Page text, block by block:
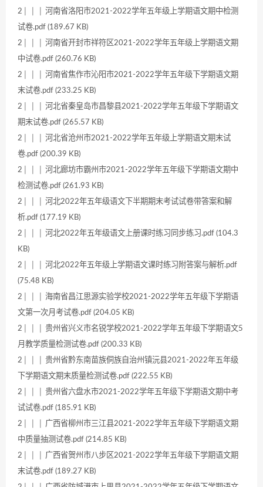
2│ │ │ 河南省洛阳市2021-2022学年五年级上学期语文期中检测
试卷.pdf (189.67 KB)
2│ │ │ 河南省开封市祥符区2021-2022学年五年级上学期语文期
中试卷.pdf (260.76 KB)
2│ │ │ 河南省焦作市沁阳市2021-2022学年五年级下学期语文期
末试卷.pdf (233.25 KB)
2│ │ │ 河北省秦皇岛市昌黎县2021-2022学年五年级下学期语文
期末试卷.pdf (265.57 KB)
2│ │ │ 河北省沧州市2021-2022学年五年级上学期语文期末试
卷.pdf (200.39 KB)
2│ │ │ 河北廊坊市霸州市2021-2022学年五年级下学期语文期中
检测试卷.pdf (261.93 KB)
2│ │ │ 河北2022年五年级语文下半期期末考试试卷带答案和解
析.pdf (177.19 KB)
2│ │ │ 河北2022年五年级语文上册课时练习同步练习.pdf (104.3
KB)
2│ │ │ 河北2022年五年级上学期语文课时练习附答案与解析.pdf
(75.48 KB)
2│ │ │ 海南省昌江思源实验学校2021-2022学年五年级下学期语
文第一次月考试卷.pdf (204.05 KB)
2│ │ │ 贵州省兴义市名锐学校2021-2022学年五年级下学期语文5
月教学质量检测试卷.pdf (200.33 KB)
2│ │ │ 贵州省黔东南苗族侗族自治州镇沅县2021-2022年五年级
下学期语文期末质量检测试卷.pdf (222.55 KB)
2│ │ │ 贵州省六盘水市2021-2022学年五年级下学期语文期中考
试试卷.pdf (185.91 KB)
2│ │ │ 广西省柳州市三江县2021-2022学年五年级下学期语文期
中质量抽测试卷.pdf (214.85 KB)
2│ │ │ 广西省贺州市八步区2021-2022学年五年级下学期语文期
末试卷.pdf (189.27 KB)